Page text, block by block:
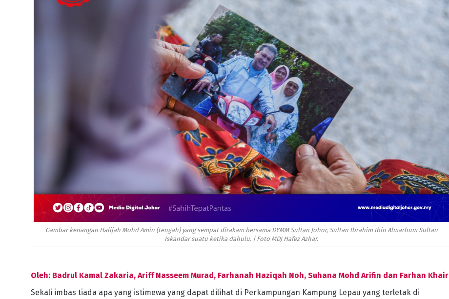
Gambar kenangan Halijah Mohd Amin (tengah) yang sempat dirakam bersama DYMM Sultan Johor, Sultan Ibrahim Ibin Almarhum Sultan
Iskandar suatu ketika dahulu. | Foto MDJ Hafez Azhar.
Oleh: Badrul Kamal Zakaria, Ariff Nasseem Murad, Farhanah Haziqah Noh, Suhana Mohd Arifin dan Farhan Khair
Sekali imbas tiada apa yang istimewa yang dapat dilihat di Perkampungan Kampung Lepau yang terletak di